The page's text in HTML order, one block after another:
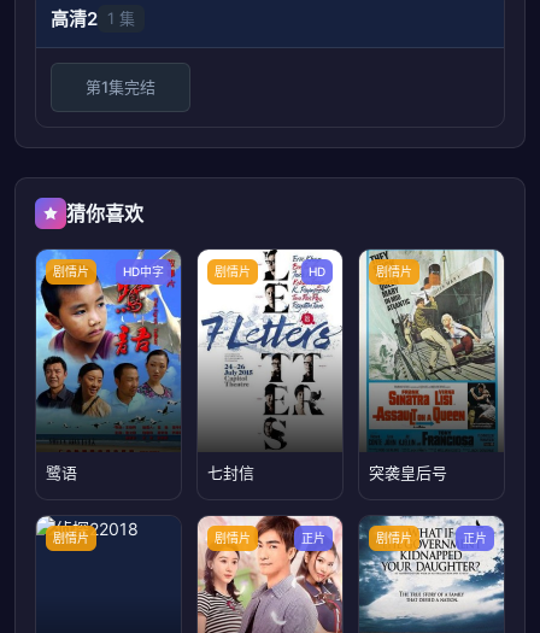
高清2 1 集
第1集完结
猜你喜欢
剧情片 HD中字
鹭语
剧情片 HD
七封信
剧情片
突袭皇后号
剧情片 剧情片 正片 剧情片 正片